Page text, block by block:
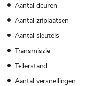
Aantal deuren
Aantal zitplaatsen
Aantal sleutels
Transmissie
Tellerstand
Aantal versnellingen